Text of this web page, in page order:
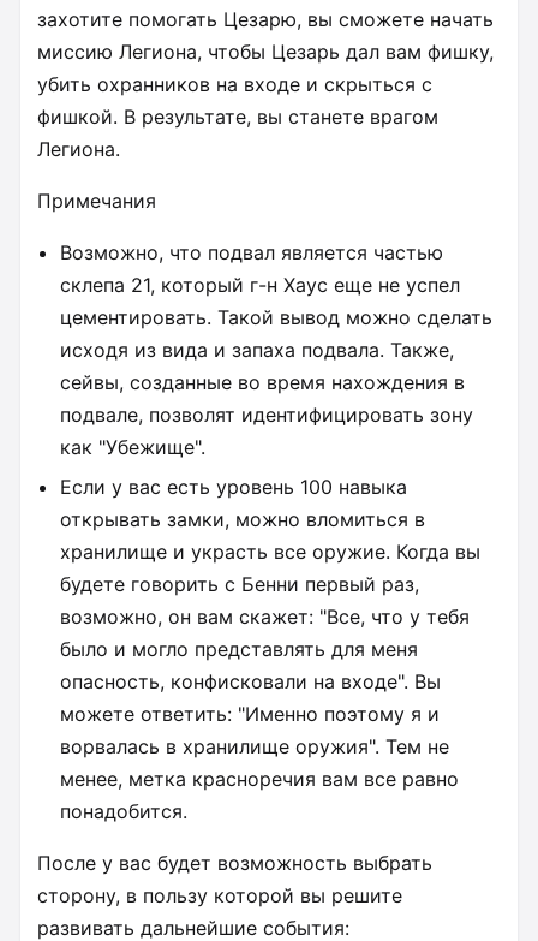
захотите помогать Цезарю, вы сможете начать
миссию Легиона, чтобы Цезарь дал вам фишку,
убить охранников на входе и скрыться с
фишкой. В результате, вы станете врагом
Легиона.
Примечания
Возможно, что подвал является частью
склепа 21, который г-н Хаус еще не успел
цементировать. Такой вывод можно сделать
исходя из вида и запаха подвала. Также,
сейвы, созданные во время нахождения в
подвале, позволят идентифицировать зону
как "Убежище".
Если у вас есть уровень 100 навыка
открывать замки, можно вломиться в
хранилище и украсть все оружие. Когда вы
будете говорить с Бенни первый раз,
возможно, он вам скажет: "Все, что у тебя
было и могло представлять для меня
опасность, конфисковали на входе". Вы
можете ответить: "Именно поэтому я и
ворвалась в хранилище оружия". Тем не
менее, метка красноречия вам все равно
понадобится.
После у вас будет возможность выбрать
сторону, в пользу которой вы решите
развивать дальнейшие события: